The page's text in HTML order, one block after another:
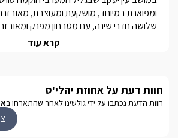
קרא עוד
חוות דעת על אחוזת יהלי'ס
חוות הדעת נכתבו על ידי גולשינו לאחר שהתארחו ב